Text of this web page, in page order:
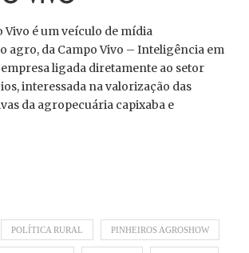
Vivo é um veículo de mídia
agro, da Campo Vivo – Inteligência em
ligada diretamente ao setor
interessada na valorização das
da agropecuária capixaba e
POLÍTICA RURAL PINHEIROS AGROSHOW